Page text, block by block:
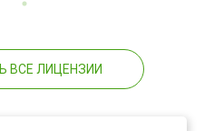
ВСЕ ЛИЦЕНЗИИ